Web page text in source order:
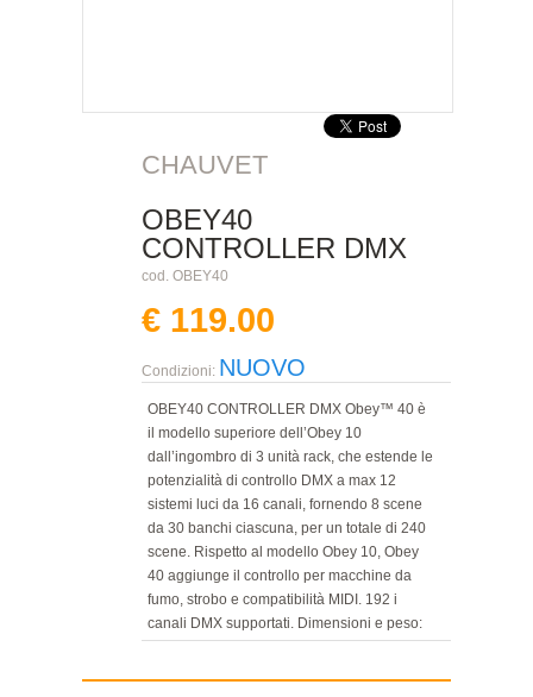
CHAUVET
OBEY40
CONTROLLER DMX
cod. OBEY40
€ 119.00
Condizioni: NUOVO
OBEY40 CONTROLLER DMX Obey™ 40 è
il modello superiore dell’Obey 10
dall’ingombro di 3 unità rack, che estende le
potenzialità di controllo DMX a max 12
sistemi luci da 16 canali, fornendo 8 scene
da 30 banchi ciascuna, per un totale di 240
scene. Rispetto al modello Obey 10, Obey
40 aggiunge il controllo per macchine da
fumo, strobo e compatibilità MIDI. 192 i
canali DMX supportati. Dimensioni e peso: